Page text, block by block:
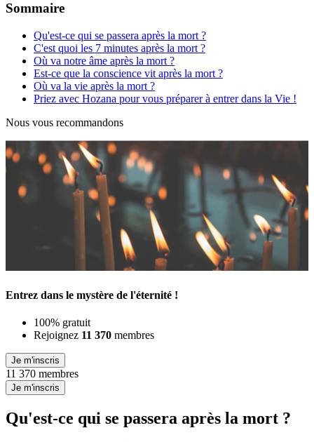
Sommaire
Qu'est-ce qui se passera après la mort ?
C'est quoi les 7 minutes après la mort ?
Où va notre âme après la mort ?
Est-ce que la conscience vit après la mort ?
Où va la vie après la mort ?
Priez avec Hozana pour vous préparer à entrer dans la Vie !
Nous vous recommandons
Entrez dans le mystère de l'éternité !
100% gratuit
Rejoignez 11 370 membres
Je m'inscris
11 370 membres
Je m'inscris
Qu'est-ce qui se passera après la mort ?